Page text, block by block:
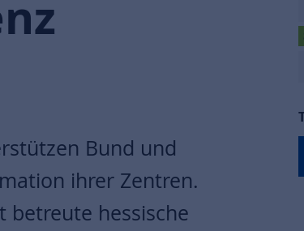
Bund und
ihrer Zentren.
betreute hessische